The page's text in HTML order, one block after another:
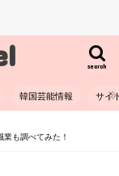
search
韓国芸能情報 サイ
も調べてみた！